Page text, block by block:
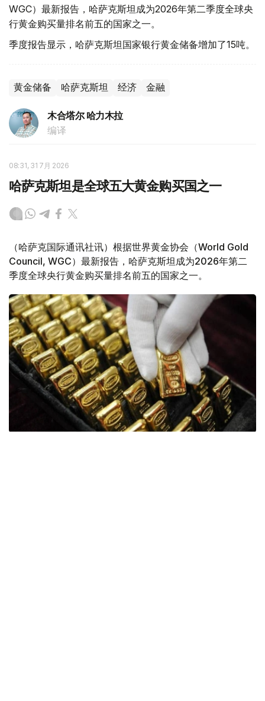
WGC）最新报告，哈萨克斯坦成为2026年第二季度全球央
行黄金购买量排名前五的国家之一。
季度报告显示，哈萨克斯坦国家银行黄金储备增加了15吨。
黄金储备 哈萨克斯坦 经济 金融
木合塔尔 哈力木拉
编译
08:31, 31 7月 2026
哈萨克斯坦是全球五大黄金购买国之一
（哈萨克国际通讯社讯）根据世界黄金协会（World Gold
Council, WGC）最新报告，哈萨克斯坦成为2026年第二
季度全球央行黄金购买量排名前五的国家之一。